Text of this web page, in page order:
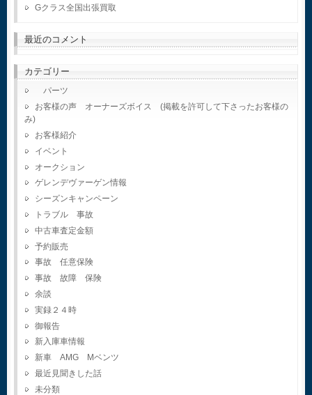
Gクラス全国出張買取
最近のコメント
カテゴリー
パーツ
お客様の声 オーナーズボイス (掲載を許可して下さったお客様の
み)
お客様紹介
イベント
オークション
ゲレンデヴァーゲン情報
シーズンキャンペーン
トラブル 事故
中古車査定金額
予約販売
事故 任意保険
事故 故障 保険
余談
実録２４時
御報告
新入庫車情報
新車 AMG Mベンツ
最近見聞きした話
未分類